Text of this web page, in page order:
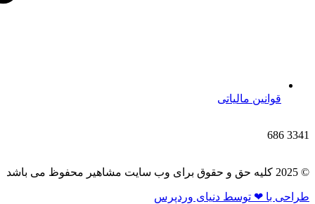
قوانین مالیاتی
3341
686
© 2025 کلیه حق و حقوق برای وب سایت مشاهیر محفوظ می باشد
طراحی با ❤ توسط​ دنیای وردپرس